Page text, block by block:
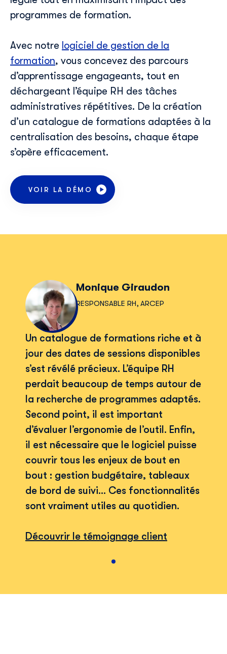
programmes de formation.
Avec notre logiciel de gestion de la
formation, vous concevez des parcours
d’apprentissage engageants, tout en
déchargeant l’équipe RH des tâches
administratives répétitives. De la création
d’un catalogue de formations adaptées à la
centralisation des besoins, chaque étape
s’opère efficacement.
VOIR LA DÉMO
Monique Giraudon
RESPONSABLE RH, ARCEP
Un catalogue de formations riche et à
jour des dates de sessions disponibles
s’est révélé précieux. L’équipe RH
perdait beaucoup de temps autour de
la recherche de programmes adaptés.
Second point, il est important
d’évaluer l’ergonomie de l’outil. Enfin,
il est nécessaire que le logiciel puisse
couvrir tous les enjeux de bout en
bout : gestion budgétaire, tableaux
de bord de suivi… Ces fonctionnalités
sont vraiment utiles au quotidien.
Découvrir le témoignage client